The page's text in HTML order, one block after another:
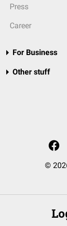
Press
Career
For Business
Other stuff
©